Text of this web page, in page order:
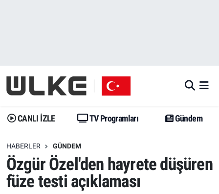
CANLI İZLE TV Programları Gündem
HABERLER GÜNDEM
Özgür Özel'den hayrete düşüren
füze testi açıklaması
Gündem
Dünya
Erişim Bilgileri
Ekonomi
Gündem
Trend
Erişim Bilgileri
Spor
İstanbul Namaz Vakitleri
Trafik Durumu
Erişim Bilgileri
Tüm Manşetler